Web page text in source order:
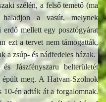
szélén, a felső temető (ma
a vasút, melynek
erdő mellett egy posztógyárat
ezt a tervet nem támogatták,
a zsúp- és nádfedeles házak.
Jászfényszaru belterületét
épült meg. A Hatvan-Szolnok
én adták át a forgalomnak.